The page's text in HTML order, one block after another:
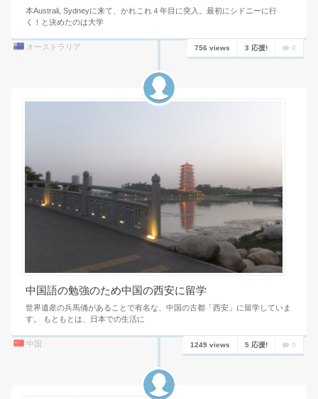
本Australi, Sydneyに来て、かれこれ４年目に突入。最初にシドニーに行
く！と決めたのは大学
オーストラリア 756 views 3 応援! 0
中国語の勉強のため中国の西安に留学
世界遺産の兵馬俑があることで有名な、中国の古都「西安」に留学していま
す。 もともとは、日本での生活に
中国 1249 views 5 応援! 0